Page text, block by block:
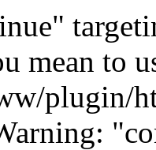
mean to
plugin/